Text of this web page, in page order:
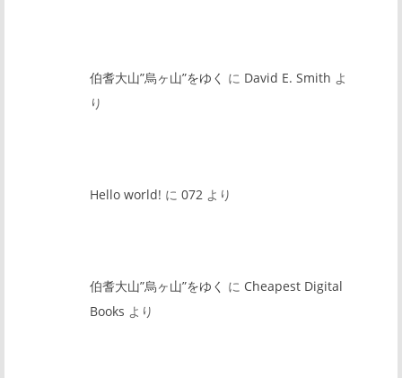
伯耆大山”烏ヶ山”をゆく に David E. Smith よ
り
Hello world! に 072 より
伯耆大山”烏ヶ山”をゆく に Cheapest Digital
Books より